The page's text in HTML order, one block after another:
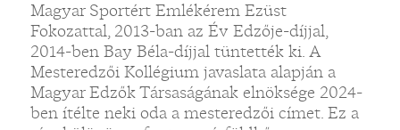
Magyar Sportért Emlékérem Ezüst
Fokozattal, 2013-ban az Év Edzője-díjjal,
2014-ben Bay Béla-díjjal tüntették ki. A
Mesteredzői Kollégium javaslata alapján a
Magyar Edzők Társaságának elnöksége 2024-
ben ítélte neki oda a mesteredzői címet. Ez a